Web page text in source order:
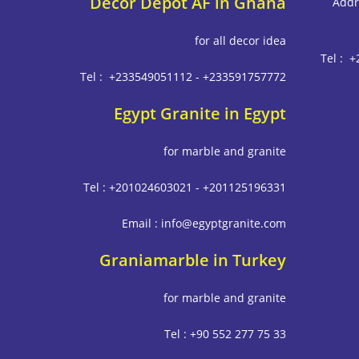
Tel :
for all decor idea
Tel : +233549051112 - +233591757772
Egypt Granite in Egypt
for marble and granite
Tel : +201024603021 - +201125196331
Email : info@egyptgranite.com
Graniamarble in Turkey
for marble and granite
Tel : +90 552 277 75 33